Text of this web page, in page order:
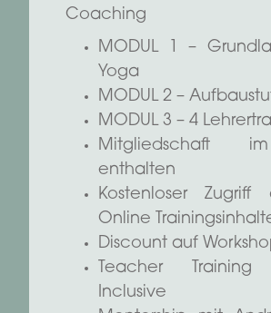
Coaching
MODUL 1 –
Yoga
MODUL 2 –
MODUL 3 – 4
Mitgliedschaft
enthalten
Kostenloser
Online
Discount auf
Teacher Training
Inclusive